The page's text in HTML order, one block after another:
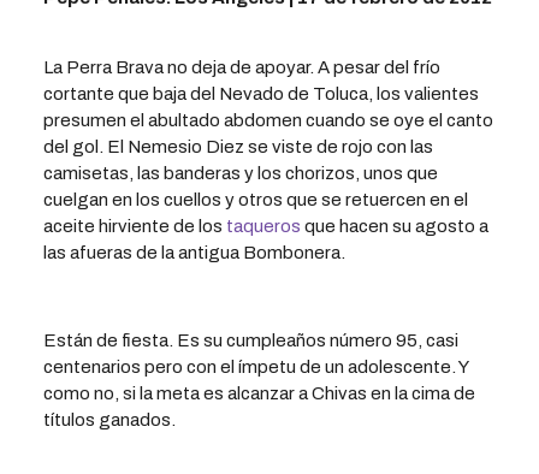
La Perra Brava no deja de apoyar. A pesar del frío
cortante que baja del Nevado de Toluca, los valientes
presumen el abultado abdomen cuando se oye el canto
del gol. El Nemesio Diez se viste de rojo con las
camisetas, las banderas y los chorizos, unos que
cuelgan en los cuellos y otros que se retuercen en el
aceite hirviente de los taqueros que hacen su agosto a
las afueras de la antigua Bombonera.
Están de fiesta. Es su cumpleaños número 95, casi
centenarios pero con el ímpetu de un adolescente. Y
como no, si la meta es alcanzar a Chivas en la cima de
títulos ganados.